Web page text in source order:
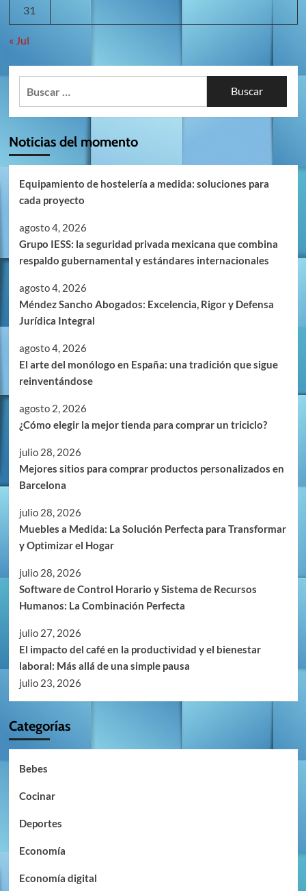
31
« Jul
Noticias del momento
Equipamiento de hostelería a medida: soluciones para
cada proyecto
agosto 4, 2026
Grupo IESS: la seguridad privada mexicana que combina
respaldo gubernamental y estándares internacionales
agosto 4, 2026
Méndez Sancho Abogados: Excelencia, Rigor y Defensa
Jurídica Integral
agosto 4, 2026
El arte del monólogo en España: una tradición que sigue
reinventándose
agosto 2, 2026
¿Cómo elegir la mejor tienda para comprar un triciclo?
julio 28, 2026
Mejores sitios para comprar productos personalizados en
Barcelona
julio 28, 2026
Muebles a Medida: La Solución Perfecta para Transformar
y Optimizar el Hogar
julio 28, 2026
Software de Control Horario y Sistema de Recursos
Humanos: La Combinación Perfecta
julio 27, 2026
El impacto del café en la productividad y el bienestar
laboral: Más allá de una simple pausa
julio 23, 2026
Categorías
Bebes
Cocinar
Deportes
Economía
Economía digital